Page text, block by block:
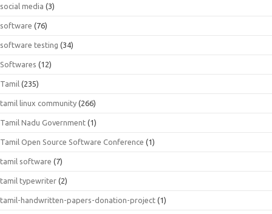
social media (3)
software (76)
software testing (34)
Softwares (12)
Tamil (235)
tamil linux community (266)
Tamil Nadu Government (1)
Tamil Open Source Software Conference (1)
tamil software (7)
tamil typewriter (2)
tamil-handwritten-papers-donation-project (1)